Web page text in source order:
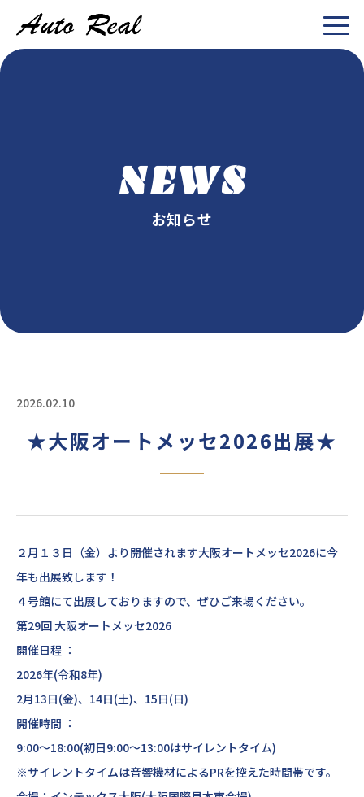
NEWS
お知らせ
2026.02.10
★大阪オートメッセ2026出展★
２月１３日（金）より開催されます大阪オートメッセ2026に今
年も出展致します！
４号館にて出展しておりますので、ぜひご来場ください。
第29回 大阪オートメッセ2026
開催日程 ：
2026年(令和8年)
2月13日(金)、14日(土)、15日(日)
開催時間 ：
9:00〜18:00(初日9:00〜13:00はサイレントタイム)
※サイレントタイムは音響機材によるPRを控えた時間帯です。